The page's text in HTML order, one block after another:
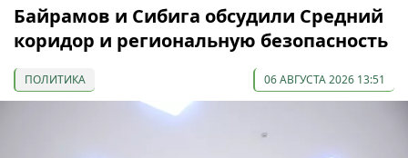
Байрамов и Сибига обсудили Средний
коридор и региональную безопасность
ПОЛИТИКА 06 АВГУСТА 2026 13:51